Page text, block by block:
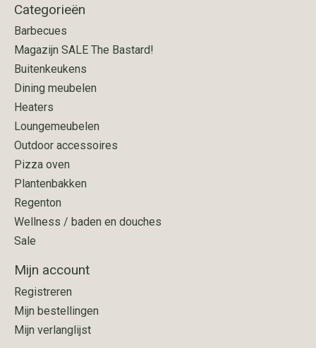
Categorieën
Barbecues
Magazijn SALE The Bastard!
Buitenkeukens
Dining meubelen
Heaters
Loungemeubelen
Outdoor accessoires
Pizza oven
Plantenbakken
Regenton
Wellness / baden en douches
Sale
Mijn account
Registreren
Mijn bestellingen
Mijn verlanglijst